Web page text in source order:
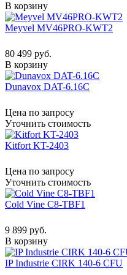
В корзину
Meyvel MV46PRO-KWT2
80 499 руб.
В корзину
Dunavox DAT-6.16C
Цена по запросу
Уточнить стоимость
Kitfort KT-2403
Цена по запросу
Уточнить стоимость
Cold Vine C8-TBF1
9 899 руб.
В корзину
IP Industrie CIRK 140-6 CFU